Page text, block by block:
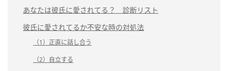
あなたは彼氏に愛されてる？ 診断リスト
彼氏に愛されてるか不安な時の対処法
（1）正直に話し合う
（2）自立する